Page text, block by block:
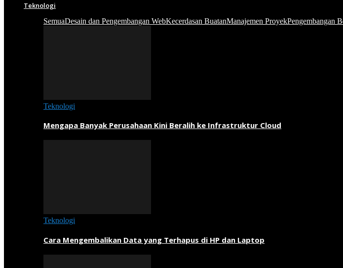
Teknologi
SemuaDesain dan Pengembangan WebKecerdasan BuatanManajemen ProyekPengembangan
Teknologi
Mengapa Banyak Perusahaan Kini Beralih ke Infrastruktur Cloud
Teknologi
Cara Mengembalikan Data yang Terhapus di HP dan Laptop